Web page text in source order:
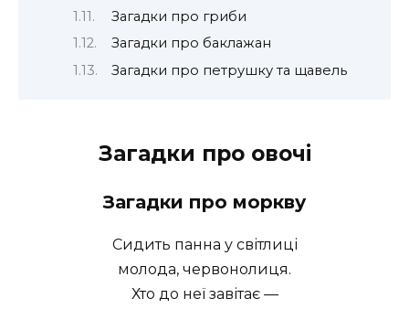
Загадки про гриби
Загадки про баклажан
Загадки про петрушку та щавель
Загадки про овочі
Загадки про моркву
Сидить панна у світлиці
молода, червонолиця.
Хто до неї завітає —